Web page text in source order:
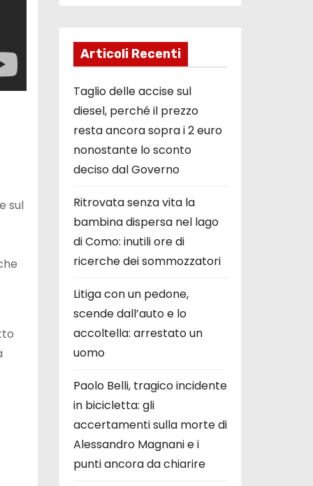
sul
Articoli Recenti
Taglio delle accise sul
diesel, perché il prezzo
resta ancora sopra i 2 euro
nonostante lo sconto
deciso dal Governo
Ritrovata senza vita la
bambina dispersa nel lago
di Como: inutili ore di
ricerche dei sommozzatori
Litiga con un pedone,
scende dall’auto e lo
accoltella: arrestato un
uomo
Paolo Belli, tragico incidente
in bicicletta: gli
accertamenti sulla morte di
Alessandro Magnani e i
punti ancora da chiarire